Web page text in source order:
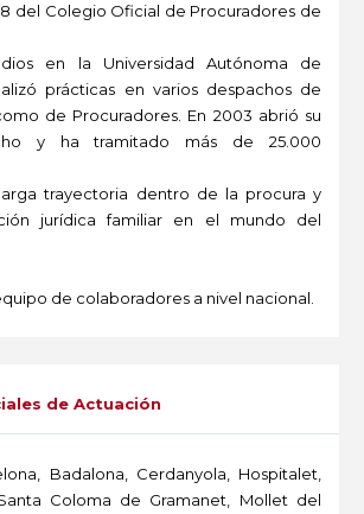
del Colegio Oficial de Procuradores de
en la Universidad Autónoma de
prácticas en varios despachos de
de Procuradores. En 2003 abrió su
y ha tramitado más de 25.000
trayectoria dentro de la procura y
jurídica familiar en el mundo del
de colaboradores a nivel nacional.
de Actuación
Badalona, Cerdanyola, Hospitalet,
Coloma de Gramanet, Mollet del